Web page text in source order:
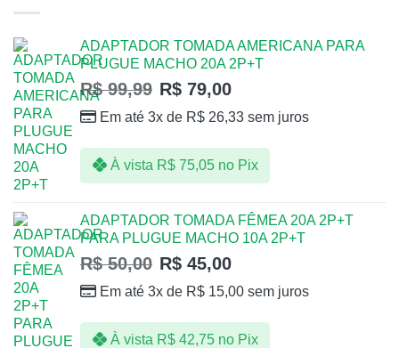
ADAPTADOR TOMADA AMERICANA PARA
PLUGUE MACHO 20A 2P+T
R$99,99 R$ 79,00
Em até 3x de R$ 26,33 sem juros
À vista R$75,05 no Pix
ADAPTADOR TOMADA FÊMEA 20A 2P+T
PARA PLUGUE MACHO 10A 2P+T
R$50,00 R$ 45,00
Em até 3x de R$ 15,00 sem juros
À vista R$42,75 no Pix